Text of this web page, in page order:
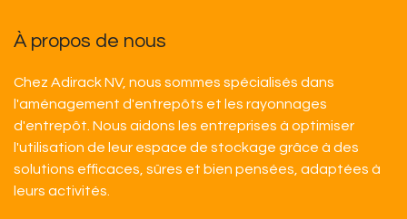
À propos de nous
Chez Adirack NV, nous sommes spécialisés dans
l'aménagement d'entrepôts et les rayonnages
d'entrepôt. Nous aidons les entreprises à optimiser
l'utilisation de leur espace de stockage grâce à des
solutions efficaces, sûres et bien pensées, adaptées à
leurs activités.